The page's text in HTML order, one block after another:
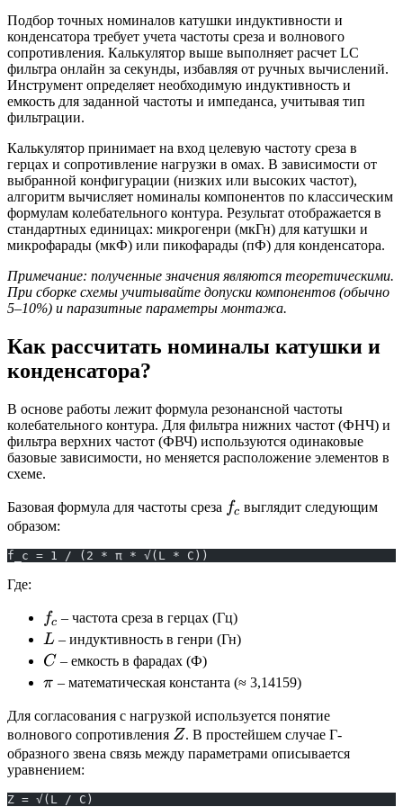
Подбор точных номиналов катушки индуктивности и
конденсатора требует учета частоты среза и волнового
сопротивления. Калькулятор выше выполняет расчет LC
фильтра онлайн за секунды, избавляя от ручных вычислений.
Инструмент определяет необходимую индуктивность и
емкость для заданной частоты и импеданса, учитывая тип
фильтрации.
Калькулятор принимает на вход целевую частоту среза в
герцах и сопротивление нагрузки в омах. В зависимости от
выбранной конфигурации (низких или высоких частот),
алгоритм вычисляет номиналы компонентов по классическим
формулам колебательного контура. Результат отображается в
стандартных единицах: микрогенри (мкГн) для катушки и
микрофарады (мкФ) или пикофарады (пФ) для конденсатора.
Примечание: полученные значения являются теоретическими.
При сборке схемы учитывайте допуски компонентов (обычно
5–10%) и паразитные параметры монтажа.
Как рассчитать номиналы катушки и
конденсатора?
В основе работы лежит формула резонансной частоты
колебательного контура. Для фильтра нижних частот (ФНЧ) и
фильтра верхних частот (ФВЧ) используются одинаковые
базовые зависимости, но меняется расположение элементов в
схеме.
Базовая формула для частоты среза f_c
fc выглядит следующим
образом:
f_c = 1 / (2 * π * √(L * C))
Где:
f_c
fc – частота среза в герцах (Гц)
L
L – индуктивность в генри (Гн)
C
C – емкость в фарадах (Ф)
π
π – математическая константа (≈ 3,14159)
Для согласования с нагрузкой используется понятие
волнового сопротивления Z
Z. В простейшем случае Г-
образного звена связь между параметрами описывается
уравнением:
Z = √(L / C)